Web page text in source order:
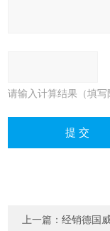
请输入计算结果（填
上一篇：经销德国